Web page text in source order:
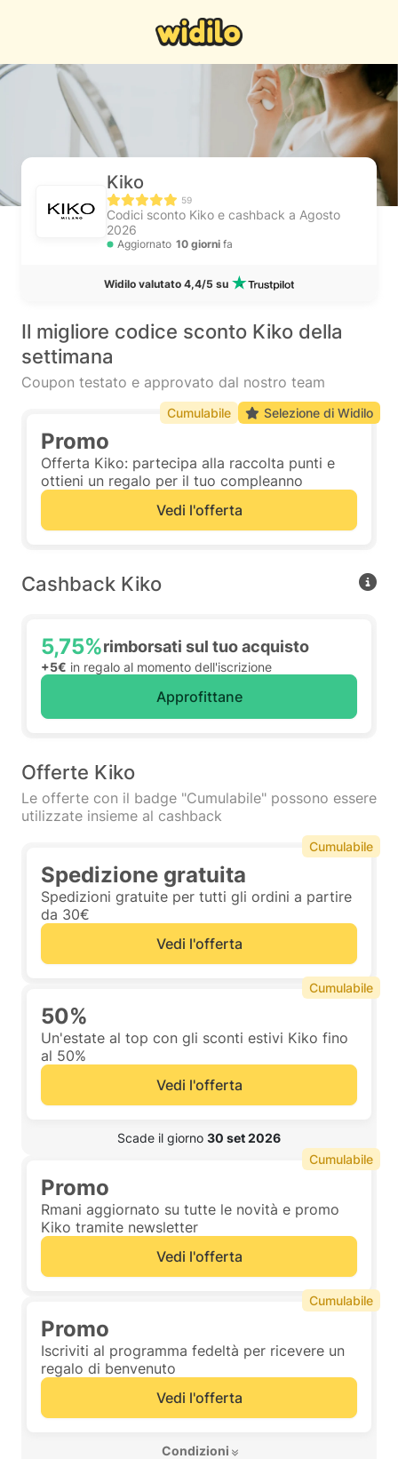
Kiko
59
Codici sconto Kiko e cashback a Agosto
2026
Aggiornato 10 giorni fa
Widilo valutato 4,4/5 su
Il migliore codice sconto Kiko della
settimana
Coupon testato e approvato dal nostro team
Promo
Offerta Kiko: partecipa alla raccolta punti e
ottieni un regalo per il tuo compleanno
Vedi l'offerta
Cumulabile Selezione di Widilo
Cashback Kiko
5,75%rimborsati sul tuo acquisto
+5€ in regalo al momento dell'iscrizione
Approfittane
Offerte Kiko
Le offerte con il badge "Cumulabile" possono essere
utilizzate insieme al cashback
Spedizione gratuita
Spedizioni gratuite per tutti gli ordini a partire
da 30€
Vedi l'offerta
Cumulabile
50%
Un'estate al top con gli sconti estivi Kiko fino
al 50%
Vedi l'offerta
Scade il giorno 30 set 2026
Cumulabile
Promo
Rmani aggiornato su tutte le novità e promo
Kiko tramite newsletter
Vedi l'offerta
Cumulabile
Promo
Iscriviti al programma fedeltà per ricevere un
regalo di benvenuto
Vedi l'offerta
Condizioni
Cumulabile